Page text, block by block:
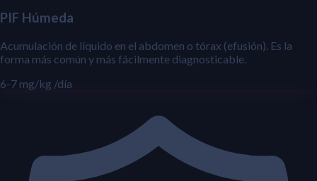
PIF Húmeda
Acumulación de líquido en el abdomen o tórax (efusión). Es la
forma más común y más fácilmente diagnosticable.
6-7 mg/kg /día